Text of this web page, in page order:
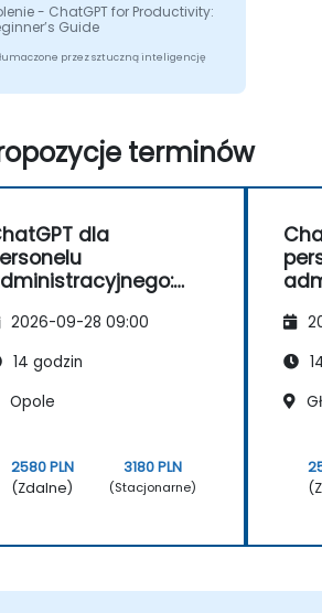
- ChatGPT for Productivity:
Guide
przez sztuczną inteligencję
terminów
dla
2026-09-28 09:00
14 godzin
Opole
2580 PLN
(Zdalne)
3180 PLN
(Stacjonarne)